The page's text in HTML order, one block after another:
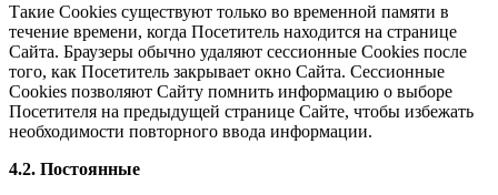
Такие Cookies существуют только во временной памяти в
течение времени, когда Посетитель находится на странице
Сайта. Браузеры обычно удаляют сессионные Cookies после
того, как Посетитель закрывает окно Сайта. Сессионные
Cookies позволяют Сайту помнить информацию о выборе
Посетителя на предыдущей странице Сайте, чтобы избежать
необходимости повторного ввода информации.
4.2. Постоянные